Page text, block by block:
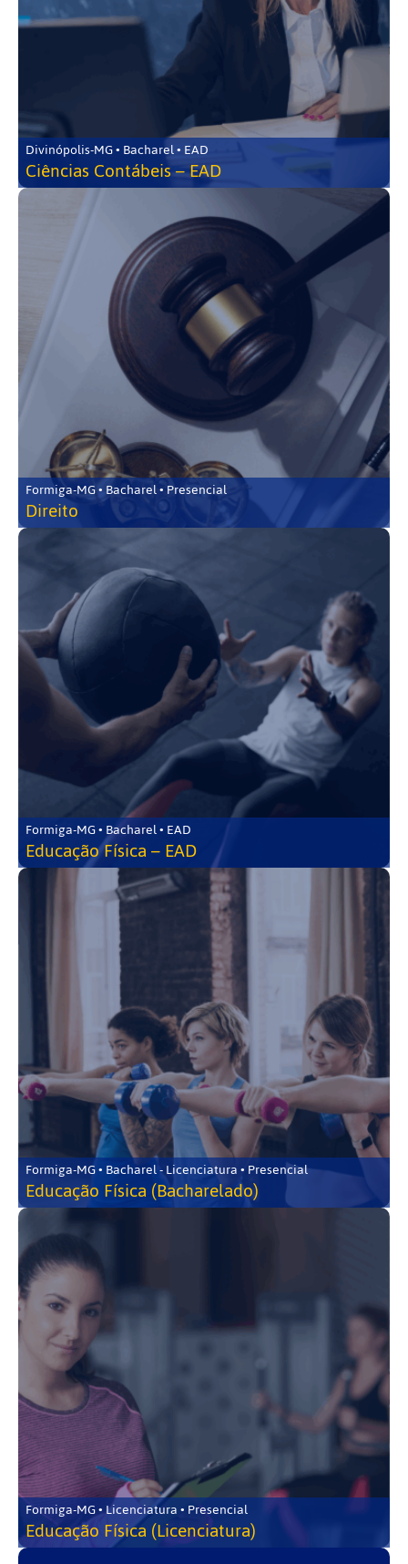
Divinópolis-MG • Bacharel • EAD
Ciências Contábeis – EAD
Formiga-MG • Bacharel • Presencial
Direito
Formiga-MG • Bacharel • EAD
Educação Física – EAD
Formiga-MG • Bacharel - Licenciatura • Presencial
Educação Física (Bacharelado)
Formiga-MG • Licenciatura • Presencial
Educação Física (Licenciatura)